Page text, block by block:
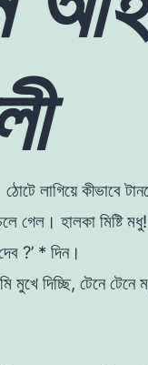
লাগিয়ে কীভাবে
গেল। হালকা মিষ্টি
?’ * দিন।
দিচ্ছি, টেনে টেনে